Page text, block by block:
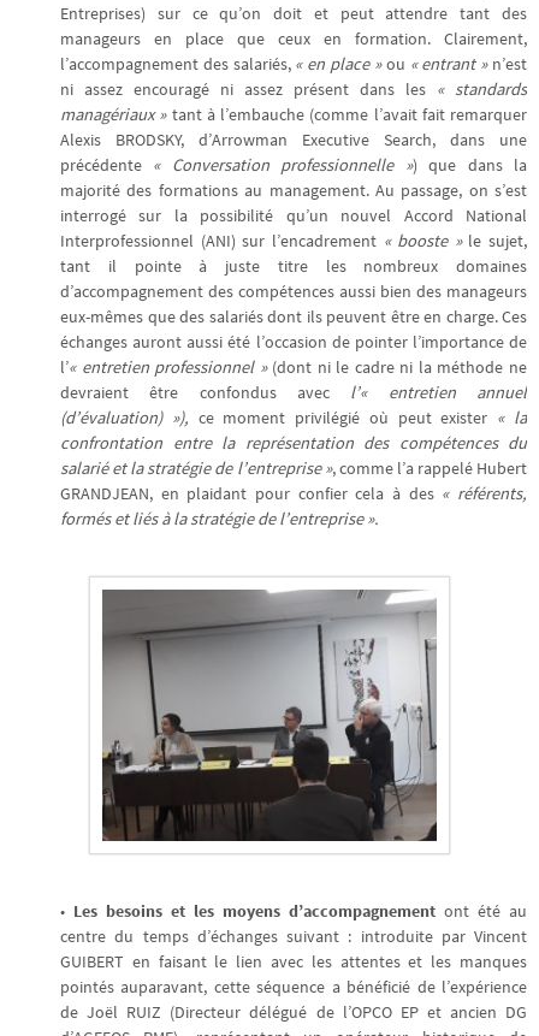
Entreprises) sur ce qu’on doit et peut attendre tant des
manageurs en place que ceux en formation. Clairement,
l’accompagnement des salariés, « en place »ou « entrant »n’est
ni assez encouragé ni assez présent dans les « standards
managériaux »tant à l’embauche (comme l’avait fait remarquer
Alexis BRODSKY, d’Arrowman Executive Search, dans une
précédente « Conversation professionnelle ») que dans la
majorité des formations au management. Au passage, on s’est
interrogé sur la possibilité qu’un nouvel Accord National
Interprofessionnel (ANI) sur l’encadrement « booste »le sujet,
tant il pointe à juste titre les nombreux domaines
d’accompagnement des compétences aussi bien des manageurs
eux-mêmes que des salariés dont ils peuvent être en charge. Ces
échanges auront aussi été l’occasion de pointer l’importance de
l’« entretien professionnel »(dont ni le cadre ni la méthode ne
devraient être confondus avec l’« entretien annuel
(d’évaluation) »), ce moment privilégié où peut exister « la
confrontation entre la représentation des compétences du
salarié et la stratégie de l’entreprise », comme l’a rappelé Hubert
GRANDJEAN, en plaidant pour confier cela à des « référents,
formés et liés à la stratégie de l’entreprise ».
• Les besoins et les moyens d’accompagnement ont été au
centre du temps d’échanges suivant : introduite par Vincent
GUIBERT en faisant le lien avec les attentes et les manques
pointés auparavant, cette séquence a bénéficié de l’expérience
de Joël RUIZ (Directeur délégué de l’OPCO EP et ancien DG